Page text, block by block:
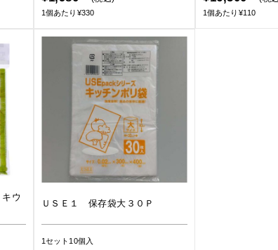
1個あたり¥330 1個あたり¥110
ウ
ＵＳＥ１ 保存袋大３０Ｐ
1セット10個入